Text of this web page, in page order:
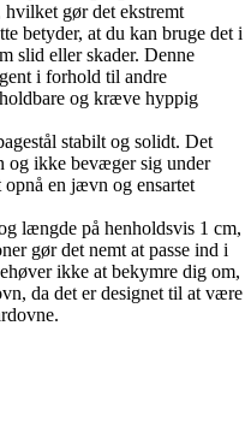
hvilket gør det ekstremt
betyder, at du kan bruge det i
slid eller skader. Denne
i forhold til andre
og kræve hyppig
stabilt og solidt. Det
og ikke bevæger sig under
en jævn og ensartet
længde på henholdsvis 1 cm,
gør det nemt at passe ind i
ikke at bekymre dig om,
da det er designet til at være